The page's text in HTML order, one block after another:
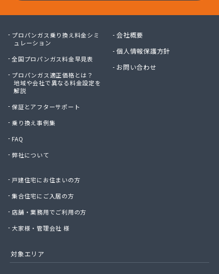
小篠酸素株式会社
小島不動産
小野崎燃料設備有限会社
松島ガス株式会社
上都賀プロパンガス協同組合
神山液化ガス
須田商事株式会社
星のや商店
聖火産業株式会社
西部燃料ガス株式会社
石井商店
石崎平八郎商店
赤羽根プロパンガス
赤羽燃料店
プロパンガス乗り換え料金シミ
ュレーション
全国プロパンガス料金早見表
プロパンガス適正価格とは？
地域や会社で異なる料金設定を
解説
保証とアフターサポート
乗り換え事例集
FAQ
弊社について
戸建住宅にお住まいの方
集合住宅にご入居の方
店舗・業務用でご利用の方
大家様・管理会社 様
会社概要
個人情報保護方針
お問い合わせ
対象エリア